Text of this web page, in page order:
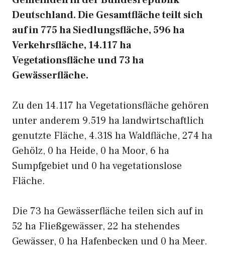
Deutschland. Die Gesamtfläche teilt sich
auf in 775 ha Siedlungsfläche, 596 ha
Verkehrsfläche, 14.117 ha
Vegetationsfläche und 73 ha
Gewässerfläche.
Zu den 14.117 ha Vegetationsfläche gehören
unter anderem 9.519 ha landwirtschaftlich
genutzte Fläche, 4.318 ha Waldfläche, 274 ha
Gehölz, 0 ha Heide, 0 ha Moor, 6 ha
Sumpfgebiet und 0 ha vegetationslose
Fläche.
Die 73 ha Gewässerfläche teilen sich auf in
52 ha Fließgewässer, 22 ha stehendes
Gewässer, 0 ha Hafenbecken und 0 ha Meer.